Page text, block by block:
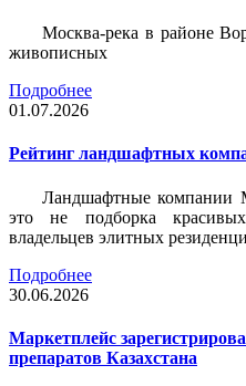
Москва-река в районе
живописных
Подробнее
01.07.2026
Рейтинг ландшафтных
Ландшафтные компании
это не подборка
владельцев элитных
Подробнее
30.06.2026
Маркетплейс
препаратов Казахстана